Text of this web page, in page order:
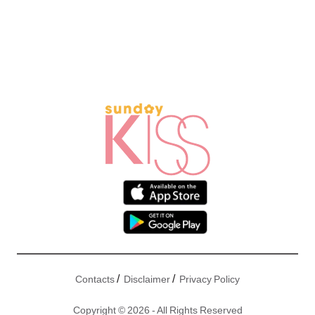
Contacts/ Disclaimer/ Privacy Policy
Copyright © 2026 - All Rights Reserved